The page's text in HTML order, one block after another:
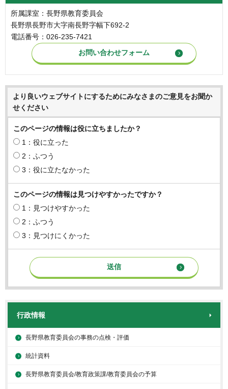
所属課室：長野県教育委員会
長野県長野市大字南長野字幅下692-2
電話番号：026-235-7421
より良いウェブサイトにするためにみなさまのご意見をお聞か
せください
このページの情報は役に立ちましたか？
1：役に立った
2：ふつう
3：役に立たなかった
このページの情報は見つけやすかったですか？
1：見つけやすかった
2：ふつう
3：見つけにくかった
行政情報
長野県教育委員会の事務の点検・評価
統計資料
長野県教育委員会/教育政策課/教育委員会の予算